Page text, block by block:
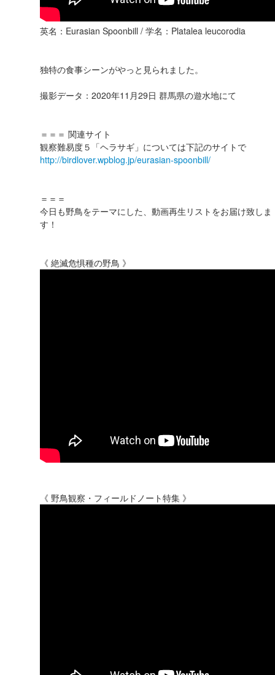
英名：Eurasian Spoonbill / 学名：Platalea leucorodia
独特の食事シーンがやっと見られました。
撮影データ：2020年11月29日 群馬県の遊水地にて
＝＝＝ 関連サイト
観察難易度５「ヘラサギ」については下記のサイトで
http://birdlover.wpblog.jp/eurasian-spoonbill/
＝＝＝
今日も野鳥をテーマにした、動画再生リストをお届け致しま
す！
《 絶滅危惧種の野鳥 》
《 野鳥観察・フィールドノート特集 》